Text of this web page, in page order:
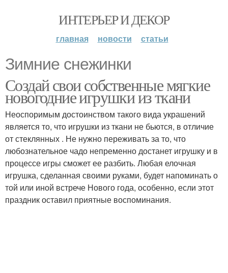
ИНТЕРЬЕР И ДЕКОР
главная новости статьи
Зимние снежинки
Создай свои собственные мягкие
новогодние игрушки из ткани
Неоспоримым достоинством такого вида украшений
является то, что игрушки из ткани не бьются, в отличие
от стеклянных . Не нужно переживать за то, что
любознательное чадо непременно достанет игрушку и в
процессе игры сможет ее разбить. Любая елочная
игрушка, сделанная своими руками, будет напоминать о
той или иной встрече Нового года, особенно, если этот
праздник оставил приятные воспоминания.